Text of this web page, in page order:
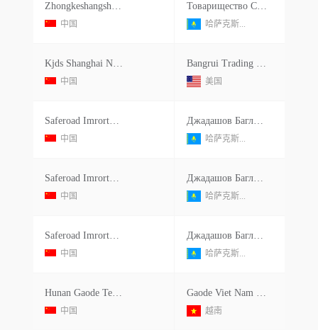
Zhongkeshangsheng (shanxi) International Trade Co., Ltd
中国
Товарищество С Ограниченной Ответственностью Tian En
哈萨克斯...
Kjds Shanghai Network Technology Co Ltd
中国
Bangrui Trading Co., Ltd
美国
Saferoad Imrort&export Co Ltd
中国
Джадашов Баглан Сапарбекович
哈萨克斯...
Saferoad Imrort&export Co Ltd
中国
Джадашов Баглан Сапарбекович
哈萨克斯...
Saferoad Imrort&export Co Ltd
中国
Джадашов Баглан Сапарбекович
哈萨克斯...
Hunan Gaode Technology Co Ltd
中国
Gaode Viet Nam Company Ltd
越南